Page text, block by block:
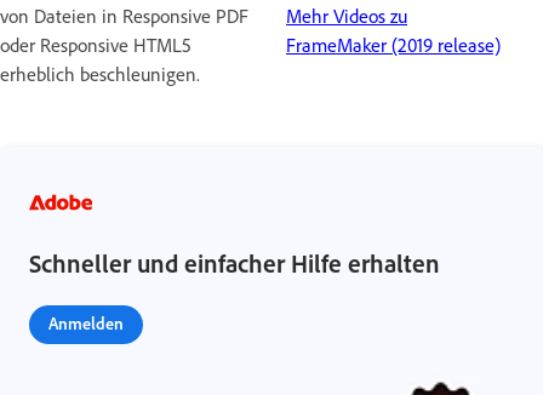
von Dateien in Responsive PDF
oder Responsive HTML5
erheblich beschleunigen.
Mehr Videos zu
FrameMaker (2019 release)
Schneller und einfacher Hilfe erhalten
Anmelden